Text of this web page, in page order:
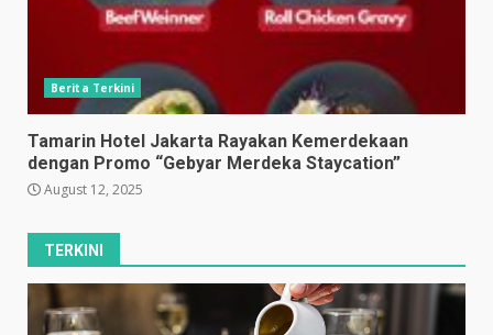
Berita Terkini
Tamarin Hotel Jakarta Rayakan Kemerdekaan
dengan Promo “Gebyar Merdeka Staycation”
August 12, 2025
TERKINI